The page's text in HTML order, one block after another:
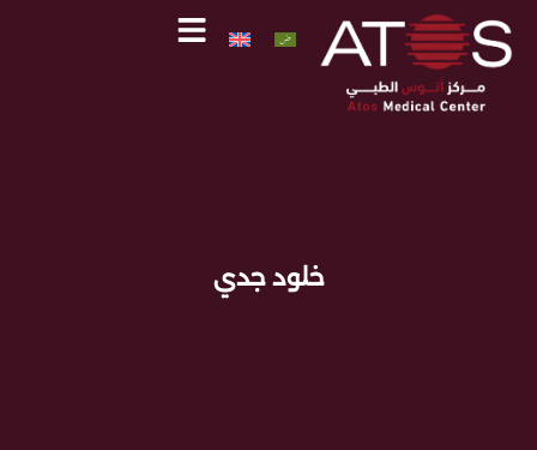
المحتوى
خلود جدي